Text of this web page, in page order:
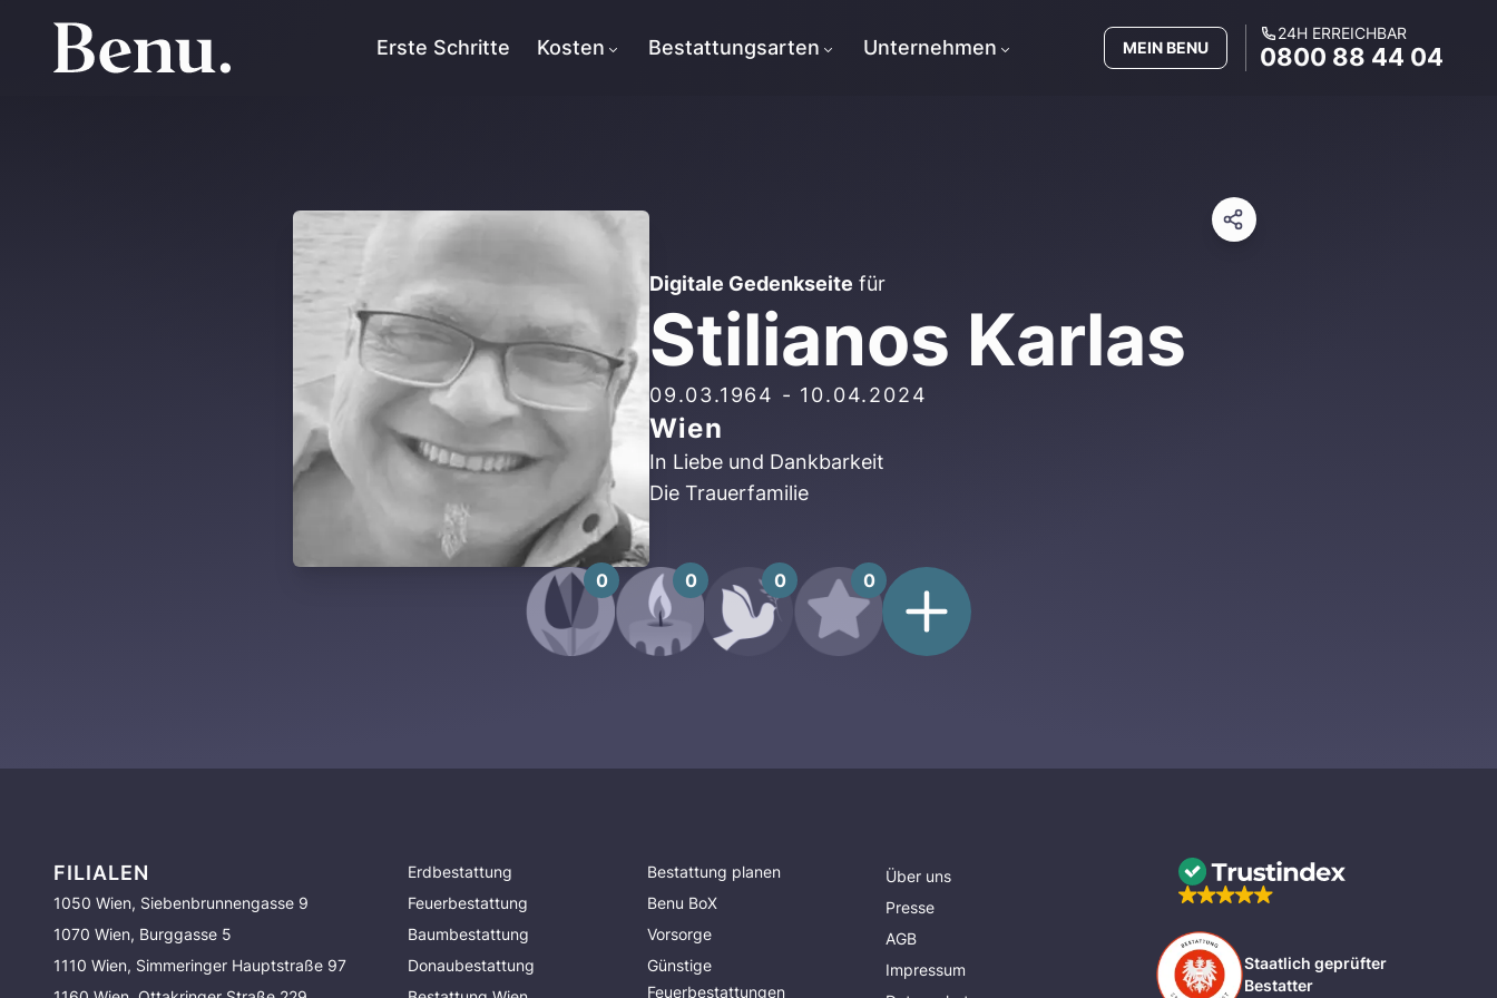
Erste Schritte Kosten Bestattungsarten Unternehmen MEIN BENU
24H ERREICHBAR
0800 88 44 04
Digitale Gedenkseite für
Stilianos Karlas
09.03.1964 - 10.04.2024
Wien
In Liebe und Dankbarkeit
Die Trauerfamilie
0 0 0 0
FILIALEN
1050 Wien, Siebenbrunnengasse 9
1070 Wien, Burggasse 5
1110 Wien, Simmeringer Hauptstraße 97
Erdbestattung
Feuerbestattung
Baumbestattung
Donaubestattung
Bestattung planen
Benu BoX
Vorsorge
Günstige
Feuerbestattungen
Über uns
Presse
AGB
Impressum
Staatlich geprüfter
Bestatter